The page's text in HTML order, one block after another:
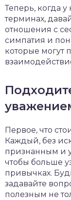
Теперь, когда у
терминах,
отношения с
симпатия и
которые могут
Первое, что
Каждый, без
признанным и
чтобы больше
привычках.
задавайте
полезным не